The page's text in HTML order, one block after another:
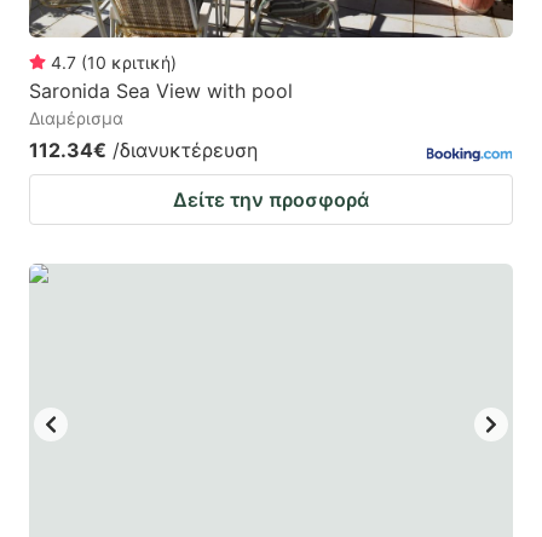
4.7 (10 κριτική)
Saronida Sea View with pool
Διαμέρισμα
112.34€ /διανυκτέρευση
Δείτε την προσφορά